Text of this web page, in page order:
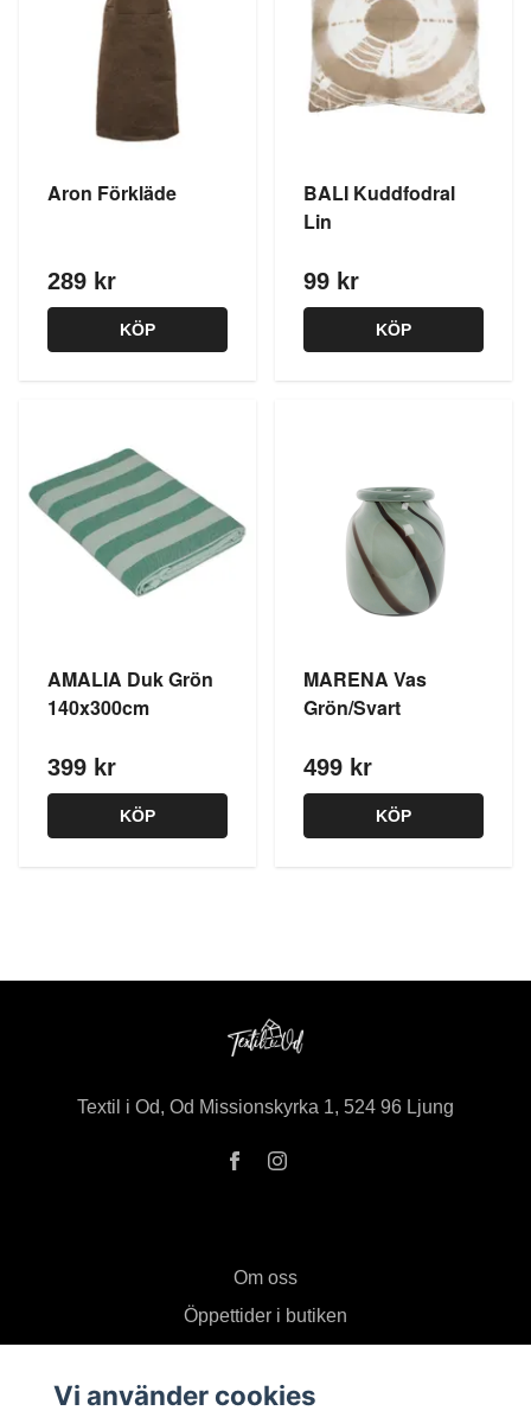
Aron Förkläde
289 kr
KÖP
BALI Kuddfodral
Lin
99 kr
KÖP
AMALIA Duk Grön
140x300cm
399 kr
KÖP
MARENA Vas
Grön/Svart
499 kr
KÖP
Textil i Od, Od Missionskyrka 1, 524 96 Ljung
Om oss
Öppettider i butiken
Köpvillkor
Vi använder cookies